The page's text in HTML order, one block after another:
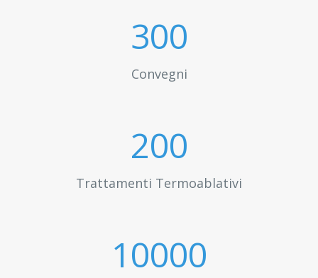
300
Convegni
200
Trattamenti Termoablativi
10000